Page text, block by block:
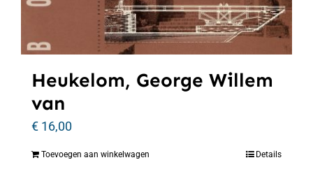
Heukelom, George Willem
van
€ 16,00
Toevoegen aan winkelwagen Details